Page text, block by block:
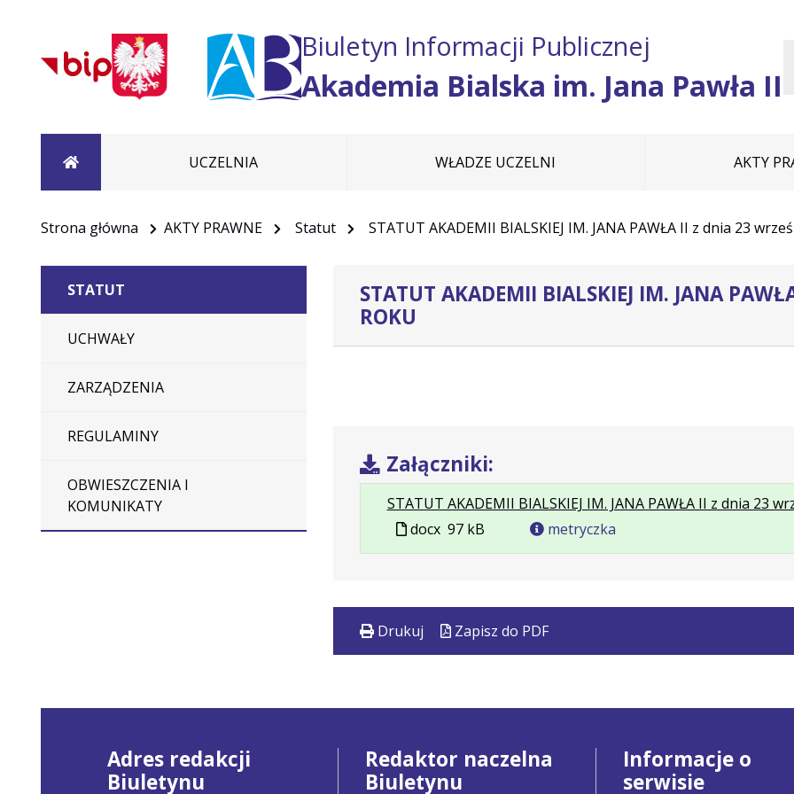
Przejdź do
głównego menu
Przejdź do treści
Przejdź do mapy
serwisu
Biuletyn Informacji Publicznej
Akademia Bialska im. Jana Pawła II
Strona główna UCZELNIA WŁADZE UCZELNI AKTY
Strona główna AKTY PRAWNE Statut STATUT AKADEMII BIALSKIEJ IM. JANA PAWŁA II z dnia 23
STATUT
UCHWAŁY
ZARZĄDZENIA
REGULAMINY
OBWIESZCZENIA I
KOMUNIKATY
STATUT AKADEMII BIALSKIEJ IM. JANA
ROKU
Załączniki:
STATUT AKADEMII BIALSKIEJ IM. JANA PAWŁA II z dnia 23
Plik
w
docx 97 kB metryczka
Drukuj Zapisz do PDF
Adres redakcji
Biuletynu
Redaktor naczelna
Biuletynu
Informacje o
serwisie